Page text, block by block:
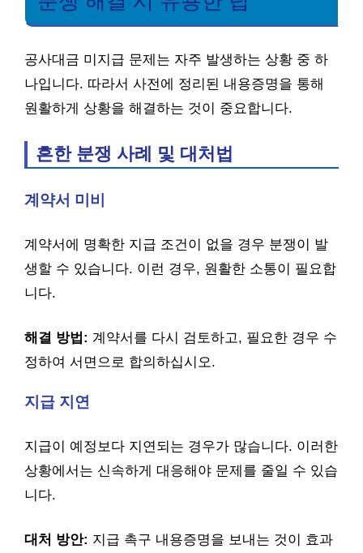
공사대금 미지급 문제는 자주 발생하는 상황 중 하
나입니다. 따라서 사전에 정리된 내용증명을 통해
원활하게 상황을 해결하는 것이 중요합니다.
흔한 분쟁 사례 및 대처법
계약서 미비
계약서에 명확한 지급 조건이 없을 경우 분쟁이 발
생할 수 있습니다. 이런 경우, 원활한 소통이 필요합
니다.
해결 방법: 계약서를 다시 검토하고, 필요한 경우 수
정하여 서면으로 합의하십시오.
지급 지연
지급이 예정보다 지연되는 경우가 많습니다. 이러한
상황에서는 신속하게 대응해야 문제를 줄일 수 있습
니다.
대처 방안: 지급 촉구 내용증명을 보내는 것이 효과